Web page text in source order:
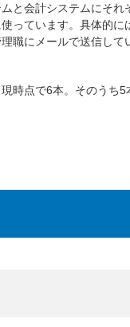
と会計システムにそれ
っています。具体的
職にメールで送信して
時点で6本。そのうち